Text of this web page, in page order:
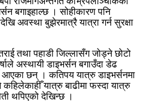
बगाइहाल्छ । सोहीकारण पनि
अवस्था बुझेरमात्रै यात्रा गर्न सुरक्षा
तथा पहाडी जिल्लासँग जोड्ने छोटो
अस्थायी डाइभर्सन बगाउँदा डेढ
आएका छन् । कतिपय यात्रु डाइभर्सनमा
कहिलेकाहीँ यात्रु बाढीमा फस्दा यात्रु
थपिएको देखिन्छ ।